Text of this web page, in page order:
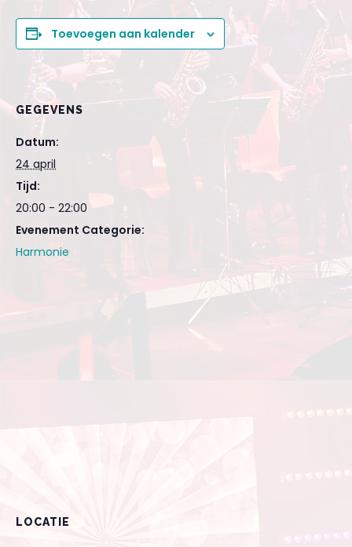
Toevoegen aan kalender
GEGEVENS
Datum:
24 april
Tijd:
20:00 - 22:00
Evenement Categorie:
Harmonie
LOCATIE